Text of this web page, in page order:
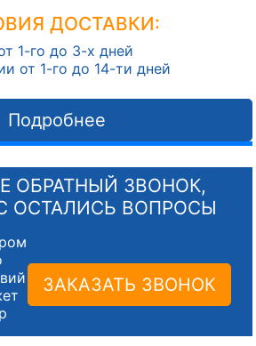
ДОСТАВКИ:
1-го до 3-х дней
от 1-го до 14-ти дней
Подробнее
ОБРАТНЫЙ ЗВОНОК,
ОСТАЛИСЬ ВОПРОСЫ
ЗАКАЗАТЬ ЗВОНОК